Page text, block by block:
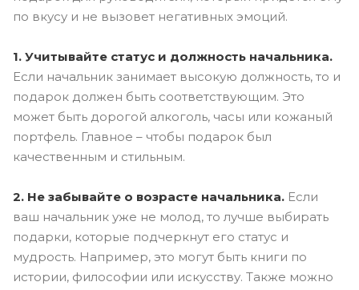
по вкусу и не вызовет негативных эмоций.
1. Учитывайте статус и должность начальника.
Если начальник занимает высокую должность, то и
подарок должен быть соответствующим. Это
может быть дорогой алкоголь, часы или кожаный
портфель. Главное – чтобы подарок был
качественным и стильным.
2. Не забывайте о возрасте начальника. Если
ваш начальник уже не молод, то лучше выбирать
подарки, которые подчеркнут его статус и
мудрость. Например, это могут быть книги по
истории, философии или искусству. Также можно